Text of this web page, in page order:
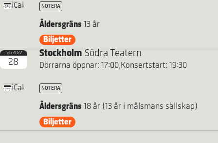
iCal NOTERA
Åldersgräns 13 år
Biljetter
feb 2027
28
iCal
Stockholm Södra Teatern
Dörrarna öppnar: 17:00,Konsertstart: 19:30
NOTERA
Åldersgräns 18 år (13 år i målsmans sällskap)
Biljetter